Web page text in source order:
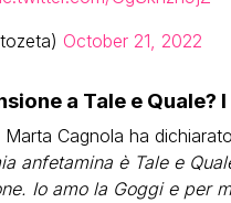
October 21, 2022
a Tale e Quale?
Marta Cagnola ha
anfetamina è Tale e
Io amo la Goggi e per